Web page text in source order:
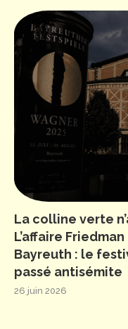
La colline verte
L’affaire
Bayreuth : le
passé antisémite
26 juin 2026